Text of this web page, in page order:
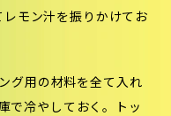
レモン汁を振りかけてお
グ用の材料を全て入れ
で冷やしておく。トッ